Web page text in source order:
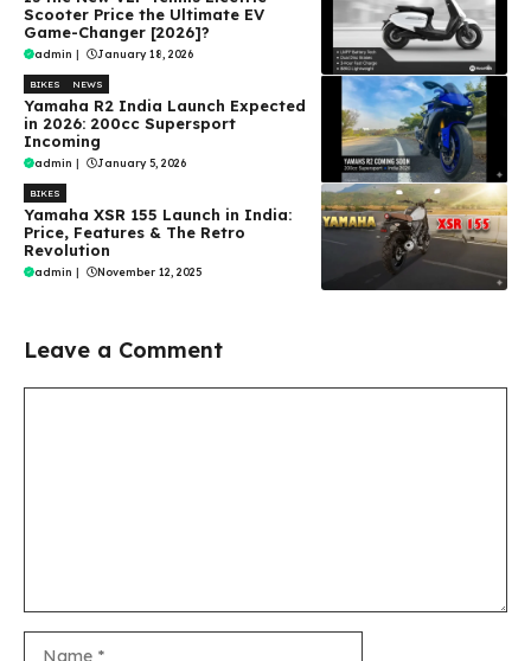
Scooter Price the Ultimate EV
Game-Changer [2026]?
admin January 18, 2026
BIKES NEWS
Yamaha R2 India Launch Expected
in 2026: 200cc Supersport
Incoming
admin | January 5, 2026
BIKES
Yamaha XSR 155 Launch in India:
Price, Features & The Retro
Revolution
admin | November 12, 2025
Leave a Comment